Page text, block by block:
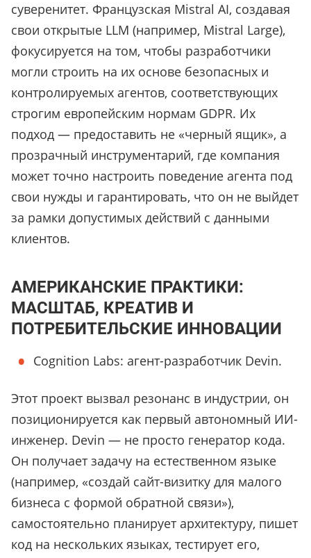
суверенитет. Французская Mistral AI, создавая
свои открытые LLM (например, Mistral Large),
фокусируется на том, чтобы разработчики
могли строить на их основе безопасных и
контролируемых агентов, соответствующих
строгим европейским нормам GDPR. Их
подход — предоставить не «черный ящик», а
прозрачный инструментарий, где компания
может точно настроить поведение агента под
свои нужды и гарантировать, что он не выйдет
за рамки допустимых действий с данными
клиентов.
АМЕРИКАНСКИЕ ПРАКТИКИ:
МАСШТАБ, КРЕАТИВ И
ПОТРЕБИТЕЛЬСКИЕ ИННОВАЦИИ
Cognition Labs: агент-разработчик Devin.
Этот проект вызвал резонанс в индустрии, он
позиционируется как первый автономный ИИ-
инженер. Devin — не просто генератор кода.
Он получает задачу на естественном языке
(например, «создай сайт-визитку для малого
бизнеса с формой обратной связи»),
самостоятельно планирует архитектуру, пишет
код на нескольких языках, тестирует его,